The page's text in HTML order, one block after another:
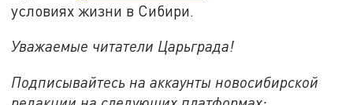
условиях жизни в Сибири.
Уважаемые читатели Царьграда!
Подписывайтесь на аккаунты новосибирской